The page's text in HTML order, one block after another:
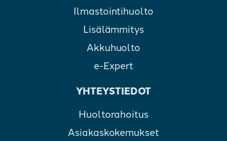
Ilmastointihuolto
Lisälämmitys
Akkuhuolto
e-Expert
YHTEYSTIEDOT
Huoltorahoitus
Asiakaskokemukset